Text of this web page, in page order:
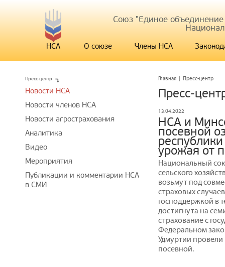
Союз "Единое
НСА О союзе Члены НСА
Главная | Пресс-центр
Пресс-
13.04.2022
НСА и
посевной
урожая от
Национальный
сельского
возьмут под
страховых
господдержкой в
достигнута на
страхование с
Федеральном
Удмуртии провели
посевной.
Пресс-центр
Новости НСА
Новости членов НСА
Новости агрострахования
Аналитика
Видео
Мероприятия
Публикации и комментарии НСА
в СМИ